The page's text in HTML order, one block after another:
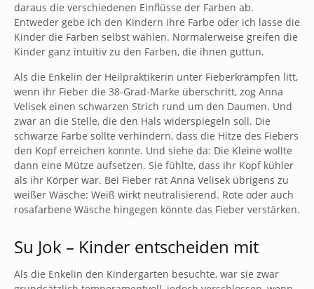
daraus die verschiedenen Einflüsse der Farben ab.
Entweder gebe ich den Kindern ihre Farbe oder ich lasse die
Kinder die Farben selbst wählen. Normalerweise greifen die
Kinder ganz intuitiv zu den Farben, die ihnen guttun.
Als die Enkelin der Heilpraktikerin unter Fieberkrämpfen litt,
wenn ihr Fieber die 38-Grad-Marke überschritt, zog Anna
Velisek einen schwarzen Strich rund um den Daumen. Und
zwar an die Stelle, die den Hals widerspiegeln soll. Die
schwarze Farbe sollte verhindern, dass die Hitze des Fiebers
den Kopf erreichen konnte. Und siehe da: Die Kleine wollte
dann eine Mütze aufsetzen. Sie fühlte, dass ihr Kopf kühler
als ihr Körper war. Bei Fieber rät Anna Velisek übrigens zu
weißer Wäsche: Weiß wirkt neutralisierend. Rote oder auch
rosafarbene Wäsche hingegen könnte das Fieber verstärken.
Su Jok – Kinder entscheiden mit
Als die Enkelin den Kindergarten besuchte, war sie zwar